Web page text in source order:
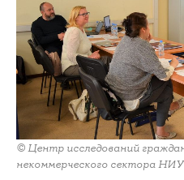
© Центр исследований
некоммерческого сектора